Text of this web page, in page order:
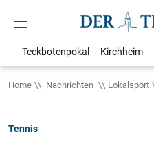
Teckbotenpokal Kirchheim
Home Nachrichten Lokalsport
Tennis